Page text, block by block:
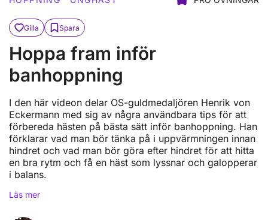
Gilla Spara
Hoppa fram inför
banhoppning
I den här videon delar OS-guldmedaljören Henrik von
Eckermann med sig av några användbara tips för att
förbereda hästen på bästa sätt inför banhoppning. Han
förklarar vad man bör tänka på i uppvärmningen innan
hindret och vad man bör göra efter hindret för att hitta
en bra rytm och få en häst som lyssnar och galopperar
i balans.
Läs mer